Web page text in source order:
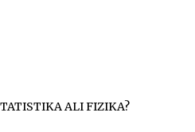
ALI FIZIKA?